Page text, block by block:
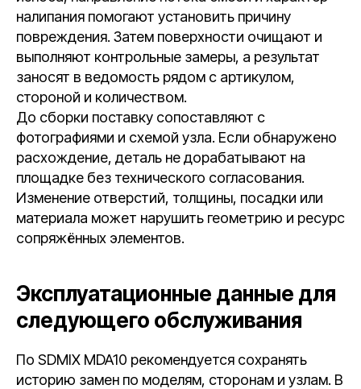
налипания помогают установить причину
повреждения. Затем поверхности очищают и
выполняют контрольные замеры, а результат
заносят в ведомость рядом с артикулом,
стороной и количеством.
До сборки поставку сопоставляют с
фотографиями и схемой узла. Если обнаружено
расхождение, деталь не дорабатывают на
площадке без технического согласования.
Изменение отверстий, толщины, посадки или
материала может нарушить геометрию и ресурс
сопряжённых элементов.
Эксплуатационные данные для
следующего обслуживания
По SDMIX MDA10 рекомендуется сохранять
историю замен по моделям, сторонам и узлам. В